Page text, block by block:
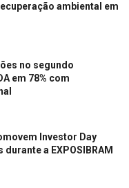
ambiental em
no segundo
em 78% com
Investor Day
a EXPOSIBRAM